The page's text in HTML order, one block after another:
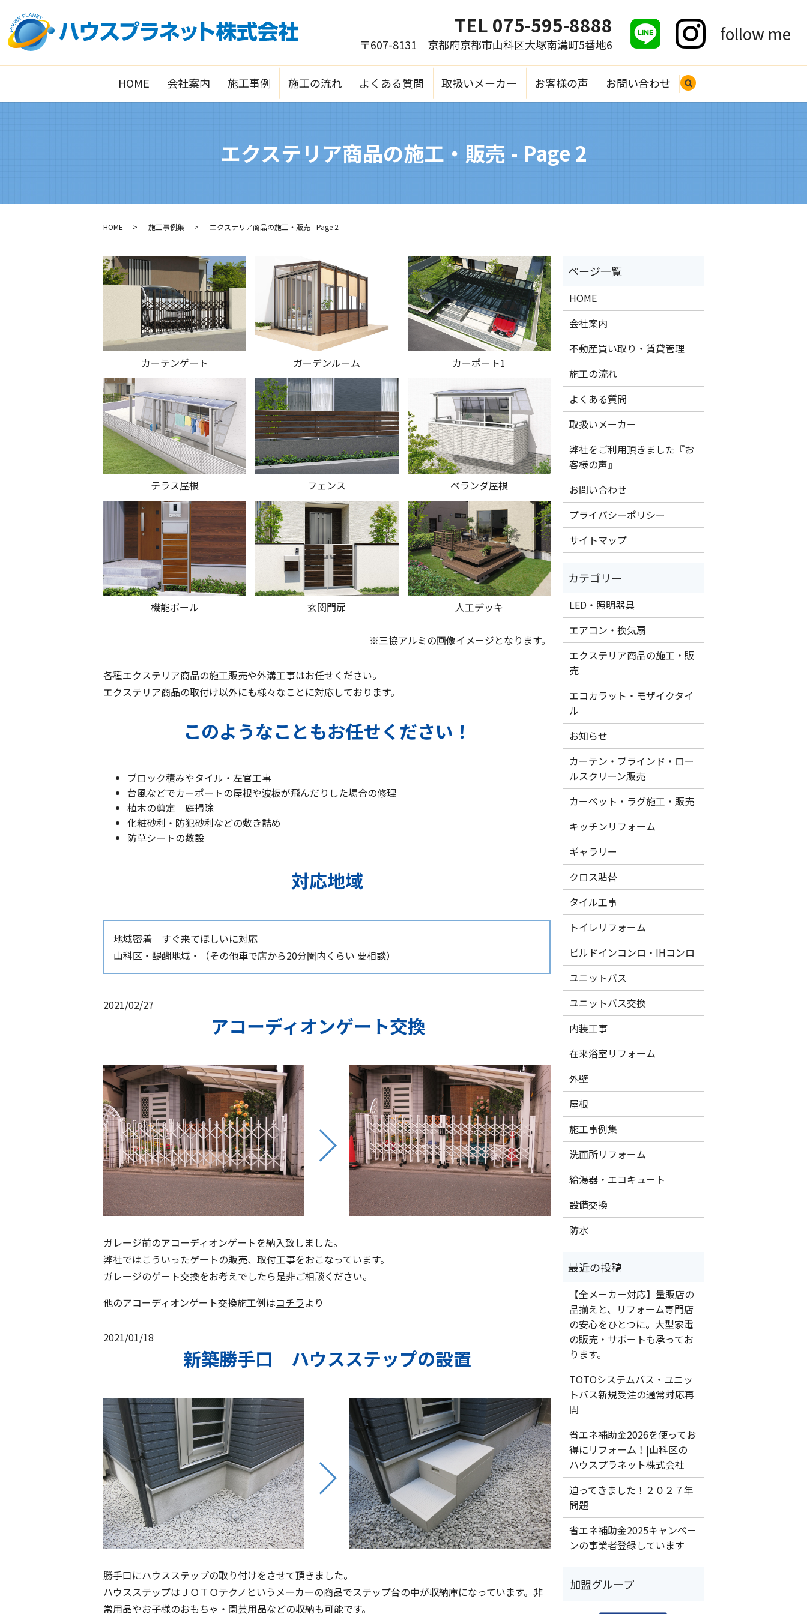
HOME 会社案内 施工事例 施工の流れ よくある質問 取扱いメーカー お客様の声 お問い合わせ
search
TEL 075-595-8888
〒607-8131 京都府京都市山科区大塚南溝町5番地6 follow me
エクステリア商品の施工・販売 - Page 2
HOME 施工事例集 エクステリア商品の施工・販売 - Page 2
カーテンゲート ガーデンルーム カーポート1
テラス屋根 フェンス ベランダ屋根
機能ポール 玄関門扉 人工デッキ
※三協アルミの画像イメージとなります。
各種エクステリア商品の施工販売や外溝工事はお任せください。
エクステリア商品の取付け以外にも様々なことに対応しております。
このようなこともお任せください！
ブロック積みやタイル・左官工事
台風などでカーポートの屋根や波板が飛んだりした場合の修理
植木の剪定 庭掃除
化粧砂利・防犯砂利などの敷き詰め
防草シートの敷設
対応地域
地域密着 すぐ来てほしいに対応
山科区・醍醐地域・（その他車で店から20分圏内くらい 要相談）
2021/02/27
アコーディオンゲート交換
ガレージ前のアコーディオンゲートを納入致しました。
弊社ではこういったゲートの販売、取付工事をおこなっています。
ガレージのゲート交換をお考えでしたら是非ご相談ください。
他のアコーディオンゲート交換施工例はコチラより
2021/01/18
新築勝手口 ハウスステップの設置
勝手口にハウスステップの取り付けをさせて頂きました。
ハウスステップはＪＯＴＯテクノというメーカーの商品でステップ台の中が収納庫になっています。非
常用品やお子様のおもちゃ・園芸用品などの収納も可能です。
HOME
会社案内
不動産買い取り・賃貸管理
施工の流れ
よくある質問
取扱いメーカー
弊社をご利用頂きました『お
客様の声』
お問い合わせ
プライバシーポリシー
サイトマップ
LED・照明器具
エアコン・換気扇
エクステリア商品の施工・販
売
エコカラット・モザイクタイ
ル
お知らせ
カーテン・ブラインド・ロー
ルスクリーン販売
カーペット・ラグ施工・販売
キッチンリフォーム
ギャラリー
クロス貼替
タイル工事
トイレリフォーム
ビルドインコンロ・IHコンロ
ユニットバス
ユニットバス交換
内装工事
在来浴室リフォーム
外壁
屋根
施工事例集
洗面所リフォーム
給湯器・エコキュート
設備交換
防水
【全メーカー対応】量販店の
品揃えと、リフォーム専門店
の安心をひとつに。大型家電
の販売・サポートも承ってお
ります。
TOTOシステムバス・ユニッ
トバス新規受注の通常対応再
開
省エネ補助金2026を使ってお
得にリフォーム！|山科区の
ハウスプラネット株式会社
迫ってきました！２０２７年
問題
省エネ補助金2025キャンペー
ンの事業者登録しています
加盟グループ